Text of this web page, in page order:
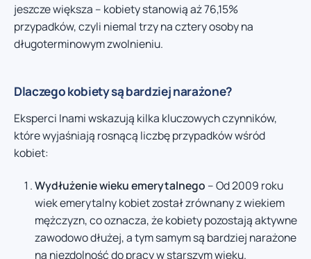
jeszcze większa – kobiety stanowią aż 76,15%
przypadków, czyli niemal trzy na cztery osoby na
długoterminowym zwolnieniu.
Dlaczego kobiety są bardziej narażone?
Eksperci Inami wskazują kilka kluczowych czynników,
które wyjaśniają rosnącą liczbę przypadków wśród
kobiet:
Wydłużenie wieku emerytalnego – Od 2009 roku
wiek emerytalny kobiet został zrównany z wiekiem
mężczyzn, co oznacza, że kobiety pozostają aktywne
zawodowo dłużej, a tym samym są bardziej narażone
na niezdolność do pracy w starszym wieku.